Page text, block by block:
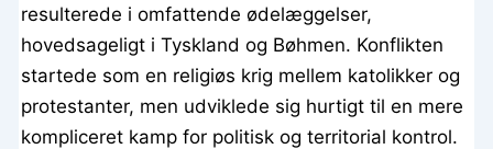
resulterede i omfattende ødelæggelser,
hovedsageligt i Tyskland og Bøhmen. Konflikten
startede som en religiøs krig mellem katolikker og
protestanter, men udviklede sig hurtigt til en mere
kompliceret kamp for politisk og territorial kontrol.